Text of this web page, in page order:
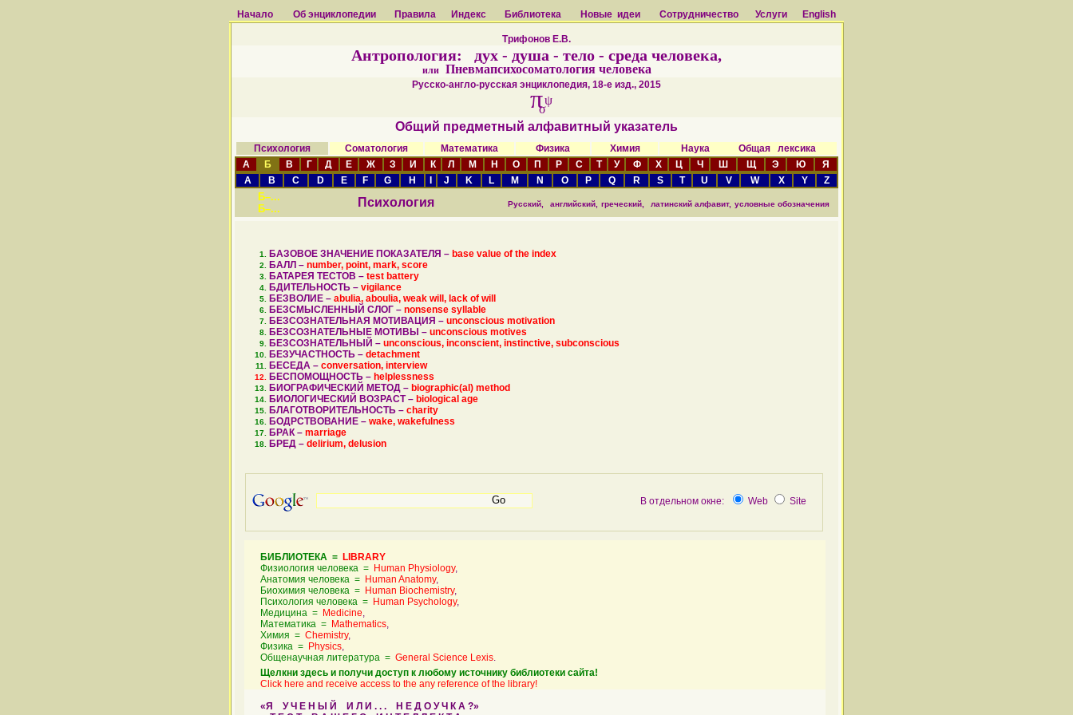
Начало Об энциклопедии Правила Индекс Библиотека Новые идеи Сотрудничество Услуги English
Трифонов Е.В.
Антропология: дух - душа - тело - среда человека,
или Пневмапсихосоматология человека
Русско-англо-русская энциклопедия, 18-е изд., 2015
πψ
σ
Общий предметный алфавитный указатель
Психология Соматология Математика Физика Химия
Наука Общая лексика
А
Б В Г Д Е Ж З И К Л М Н О П Р С Т У Ф Х Ц Ч Ш Щ Э Ю
Я
A
B C D E F G H J K L M N O P Q R S T U V W X Y Z
Б–...
Б–...
Психология Русский, английский, греческий, латинский алфавит, условные обозначения
БАЗОВОЕ ЗНАЧЕНИЕ ПОКАЗАТЕЛЯ – base value of the index
БАЛЛ – number, point, mark, score
БАТАРЕЯ ТЕСТОВ – test battery
БДИТЕЛЬНОСТЬ – vigilance
БЕЗВОЛИЕ – abulia, aboulia, weak will, lack of will
БЕЗСМЫСЛЕННЫЙ СЛОГ – nonsense syllable
БЕЗСОЗНАТЕЛЬНАЯ МОТИВАЦИЯ – unconscious motivation
БЕЗСОЗНАТЕЛЬНЫЕ МОТИВЫ – unconscious motives
БЕЗСОЗНАТЕЛЬНЫЙ – unconscious, inconscient, instinctive, subconscious
БЕЗУЧАСТНОСТЬ – detachment
БЕСЕДА – conversation, interview
БЕСПОМОЩНОСТЬ – helplessness
БИОГРАФИЧЕСКИЙ МЕТОД – biographic(al) method
БИОЛОГИЧЕСКИЙ ВОЗРАСТ – biological age
БЛАГОТВОРИТЕЛЬНОСТЬ – charity
БОДРСТВОВАНИЕ – wake, wakefulness
БРАК – marriage
БРЕД – delirium, delusion
В отдельном окне: Web Site
БИБЛИОТЕКА = LIBRARY
Физиология человека = Human Physiology,
Анатомия человека = Human Anatomy,
Биохимия человека = Human Biochemistry,
Психология человека = Human Psychology,
Медицина = Medicine,
Математика = Mathematics,
Химия = Chemistry,
Физика = Physics,
Общенаучная литература = General Science Lexis.
Щелкни здесь и получи доступ к любому источнику библиотеки сайта!
Click here and receive access to the any reference of the library!
«Я У Ч Е Н Ы Й И Л И . . . Н Е Д О У Ч К А ?»